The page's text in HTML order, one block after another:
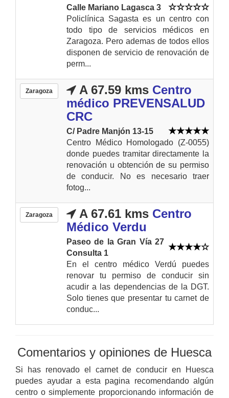
Calle Mariano Lagasca 3
Policlínica Sagasta es un centro con
todo tipo de servicios médicos en
Zaragoza. Pero ademas de todos ellos
disponen de servicio de renovación de
perm...
Zaragoza A 67.59 kms Centro
médico PREVENSALUD
CRC
C/ Padre Manjón 13-15
Centro Médico Homologado (Z-0055)
donde puedes tramitar directamente la
renovación u obtención de su permiso
de conducir. No es necesario traer
fotog...
Zaragoza A 67.61 kms Centro
Médico Verdu
Paseo de la Gran Vía 27
Consulta 1
En el centro médico Verdú puedes
renovar tu permiso de conducir sin
acudir a las dependencias de la DGT.
Solo tienes que presentar tu carnet de
conduc...
Comentarios y opiniones de Huesca
Si has renovado el carnet de conducir en Huesca
puedes ayudar a esta pagina recomendando algún
centro o simplemente proporcionando información de